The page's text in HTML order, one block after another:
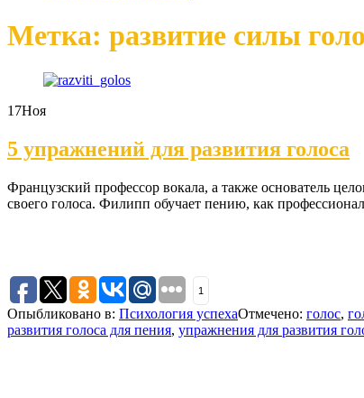
Метка: развитие силы
17Ноя
5 упражнений для развития голоса
Французский профессор вокала, а также основатель
своего голоса. Филипп обучает пению, как
1
Опыбликовано в: Психология успехаОтмечено: голос,
развития голоса для пения, упражнения для развития